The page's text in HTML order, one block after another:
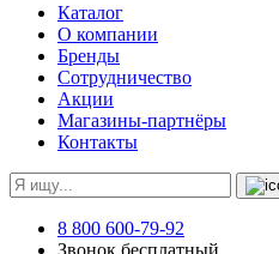
Каталог
О компании
Бренды
Сотрудничество
Акции
Магазины-партнёры
Контакты
8 800 600-79-92
Звонок бесплатный